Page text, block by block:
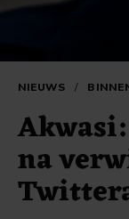
NIEUWS /
na